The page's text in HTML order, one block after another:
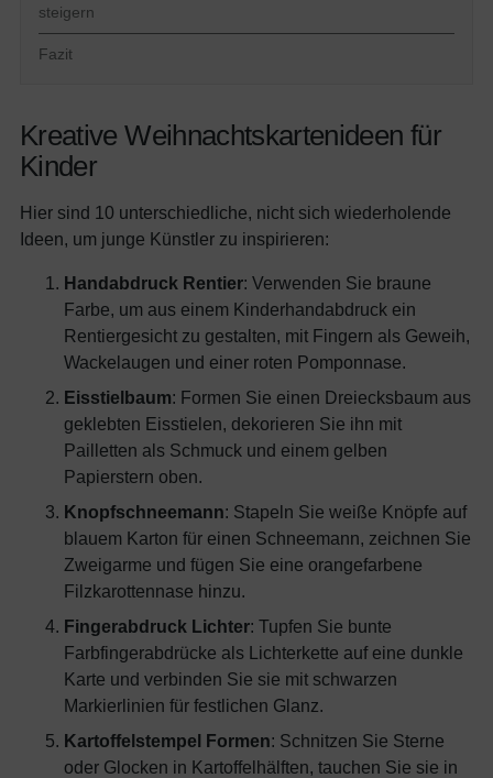
steigern
Fazit
Kreative Weihnachtskartenideen für
Kinder
Hier sind 10 unterschiedliche, nicht sich wiederholende
Ideen, um junge Künstler zu inspirieren:
Handabdruck Rentier: Verwenden Sie braune
Farbe, um aus einem Kinderhandabdruck ein
Rentiergesicht zu gestalten, mit Fingern als Geweih,
Wackelaugen und einer roten Pomponnase.
Eisstielbaum: Formen Sie einen Dreiecksbaum aus
geklebten Eisstielen, dekorieren Sie ihn mit
Pailletten als Schmuck und einem gelben
Papierstern oben.
Knopfschneemann: Stapeln Sie weiße Knöpfe auf
blauem Karton für einen Schneemann, zeichnen Sie
Zweigarme und fügen Sie eine orangefarbene
Filzkarottennase hinzu.
Fingerabdruck Lichter: Tupfen Sie bunte
Farbfingerabdrücke als Lichterkette auf eine dunkle
Karte und verbinden Sie sie mit schwarzen
Markierlinien für festlichen Glanz.
Kartoffelstempel Formen: Schnitzen Sie Sterne
oder Glocken in Kartoffelhälften, tauchen Sie sie in